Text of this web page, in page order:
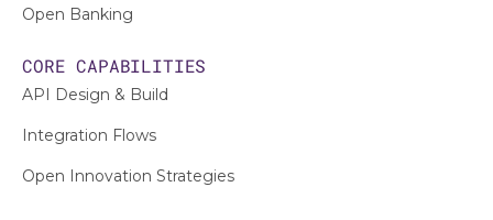
Open Banking
CORE CAPABILITIES
API Design & Build
Integration Flows
Open Innovation Strategies